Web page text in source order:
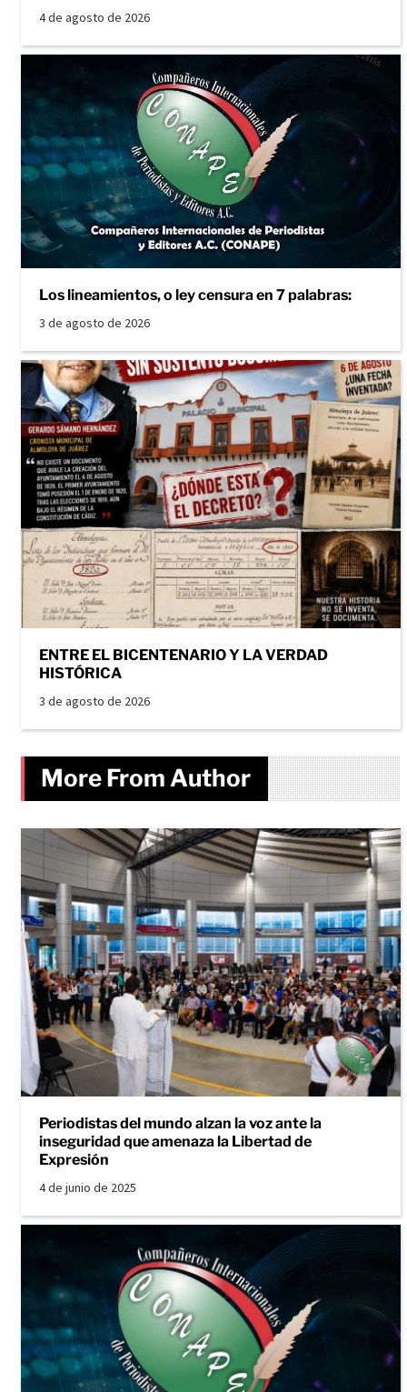
4 de agosto de 2026
Los lineamientos, o ley censura en 7 palabras:
3 de agosto de 2026
ENTRE EL BICENTENARIO Y LA VERDAD
HISTÓRICA
3 de agosto de 2026
More From Author
Periodistas del mundo alzan la voz ante la
inseguridad que amenaza la Libertad de
Expresión
4 de junio de 2025